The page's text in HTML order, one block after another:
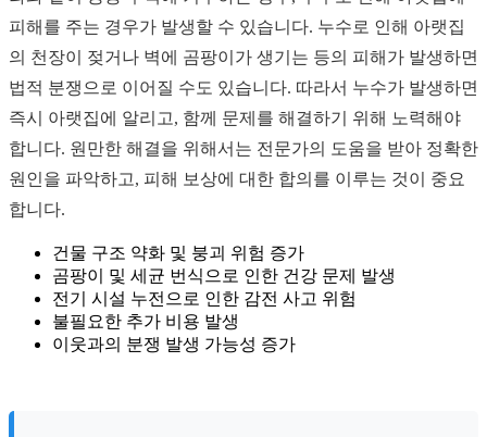
피해를 주는 경우가 발생할 수 있습니다. 누수로 인해 아랫집
의 천장이 젖거나 벽에 곰팡이가 생기는 등의 피해가 발생하면
법적 분쟁으로 이어질 수도 있습니다. 따라서 누수가 발생하면
즉시 아랫집에 알리고, 함께 문제를 해결하기 위해 노력해야
합니다. 원만한 해결을 위해서는 전문가의 도움을 받아 정확한
원인을 파악하고, 피해 보상에 대한 합의를 이루는 것이 중요
합니다.
건물 구조 약화 및 붕괴 위험 증가
곰팡이 및 세균 번식으로 인한 건강 문제 발생
전기 시설 누전으로 인한 감전 사고 위험
불필요한 추가 비용 발생
이웃과의 분쟁 발생 가능성 증가